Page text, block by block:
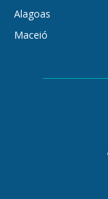
Alagoas
Maceió